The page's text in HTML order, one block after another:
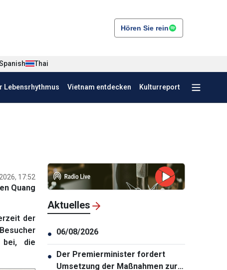
Hören Sie rein
Thai
Lebensrhythmus Vietnam entdecken Kulturreport
17:52
Quang
der
bei, die
Aktuelles
● 06/08/2026
● Der Premierminister fordert
Umsetzung der Maßnahmen zur